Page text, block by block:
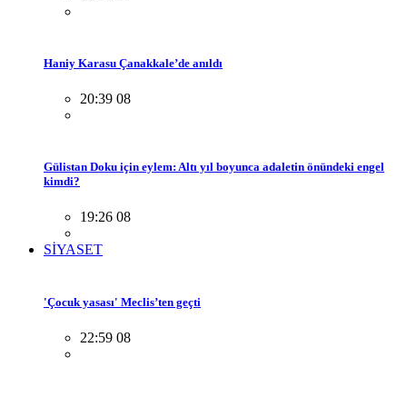
Haniy Karasu Çanakkale’de anıldı
20:39 08
Gülistan Doku için eylem: Altı yıl boyunca adaletin önündeki engel
kimdi?
19:26 08
SİYASET
'Çocuk yasası' Meclis’ten geçti
22:59 08